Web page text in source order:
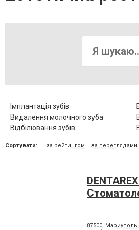
Імплантація зубів
Видалення молочного зуба
Відбілювання зубів
Зубні протези
Лікування гіпоплазії емалі зубів
Сортувати: за рейтингом за переглядами
87500,